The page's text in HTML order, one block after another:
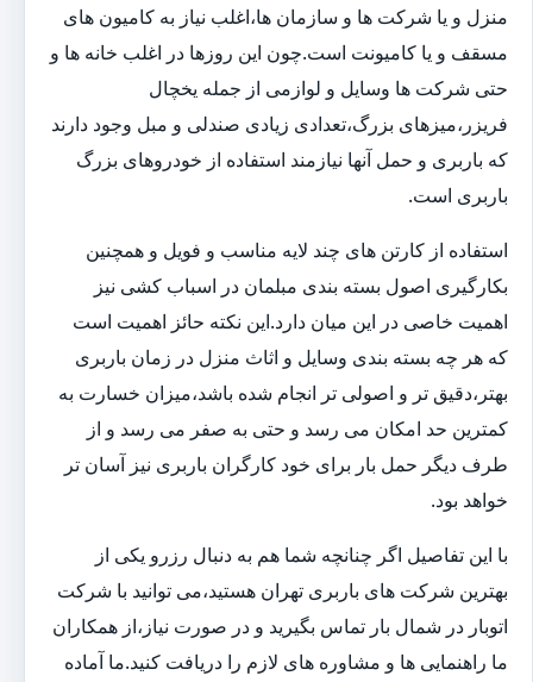
منزل و یا شرکت ها و سازمان ها،اغلب نیاز به کامیون های
مسقف و یا کامیونت است.چون این روزها در اغلب خانه ها و
حتی شرکت ها وسایل و لوازمی از جمله یخچال
فریزر،میزهای بزرگ،تعدادی زیادی صندلی و مبل وجود دارند
که باربری و حمل آنها نیازمند استفاده از خودروهای بزرگ
باربری است.
استفاده از کارتن های چند لایه مناسب و فویل و همچنین
بکارگیری اصول بسته بندی مبلمان در اسباب کشی نیز
اهمیت خاصی در این میان دارد.این نکته حائز اهمیت است
که هر چه بسته بندی وسایل و اثاث منزل در زمان باربری
بهتر،دقیق تر و اصولی تر انجام شده باشد،میزان خسارت به
کمترین حد امکان می رسد و حتی به صفر می رسد و از
طرف دیگر حمل بار برای خود کارگران باربری نیز آسان تر
خواهد بود.
با این تفاصیل اگر چنانچه شما هم به دنبال رزرو یکی از
بهترین شرکت های باربری تهران هستید،می توانید با شرکت
اتوبار در شمال بار تماس بگیرید و در صورت نیاز،از همکاران
ما راهنمایی ها و مشاوره های لازم را دریافت کنید.ما آماده